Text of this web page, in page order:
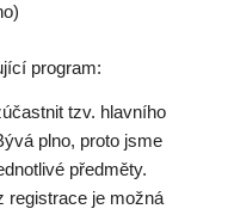
program:
tzv. hlavního
plno, proto jsme
předměty.
registrace je možná